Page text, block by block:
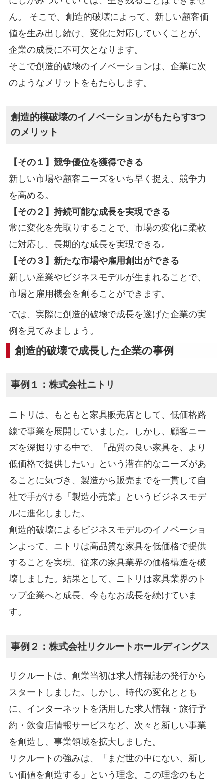
ん。 そこで、創造的破壊によって、新しい顧客価
値を生み出し続け、変化に対応していくことが、
企業の成長に不可欠となります。
そこで創造的破壊のイノベーションは、企業に次
のようなメリットをもたらします。
創造的模破壊のイノベーションがもたらす3つ
のメリット
【その１】競争優位を獲得できる
新しい市場や顧客ニーズをいち早く捉え、競争力
を高める。
【その２】持続可能な成長を実現できる
常に変化を先取りすることで、市場の変化に柔軟
に対応し、長期的な成長を実現できる。
【その３】新たな市場や雇用創出ができる
新しい産業やビジネスモデルが生まれることで、
市場と雇用機会を創ることができます。
では、実際に創造的破壊で成長を遂げた企業の実
例を見てみましょう。
創造的破壊で成長した企業の事例
事例１：株式会社ニトリ
ニトリは、もともと家具販売店として、低価格路
線で事業を展開していました。しかし、顧客ニー
ズを深掘りする中で、「品質の良い家具を、より
低価格で提供したい」という潜在的なニーズがあ
ることに気づき、製造から販売までを一貫して自
社で手がける「製造小売業」というビジネスモデ
ルに進化しました。
創造的破壊によるビジネスモデルのイノベーショ
ンよって、ニトリは高品質な家具を低価格で提供
することを実現、従来の家具業界の価格構造を破
壊しました。結果として、ニトリは家具業界のト
ップ企業へと成長、今もなお成長を続けていま
す。
事例２：株式会社リクルートホールディングス
リクルートは、創業当初は求人情報誌の発行から
スタートしました。しかし、時代の変化ととも
に、インターネットを活用した求人情報・旅行予
約・飲食店情報サービスなど、次々と新しい事業
を創造し、事業領域を拡大しました。
リクルートの強みは、「まだ世の中にない、新し
い価値を創造する」という理念。この理念のもと